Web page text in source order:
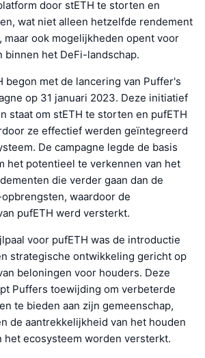
door stETH te storten en
wat niet alleen hetzelfde rendement
maar ook mogelijkheden opent voor
binnen het DeFi-landschap.
begon met de lancering van Puffer's
op 31 januari 2023. Deze initiatief
staat om stETH te storten en pufETH
ze effectief werden geïntegreerd
De campagne legde de basis
het potentieel te verkennen van het
die verder gaan dan de
waardoor de
pufETH werd versterkt.
voor pufETH was de introductie
strategische ontwikkeling gericht op
beloningen voor houders. Deze
Puffers toewijding om verbeterde
te bieden aan zijn gemeenschap,
de aantrekkelijkheid van het houden
het ecosysteem worden versterkt.